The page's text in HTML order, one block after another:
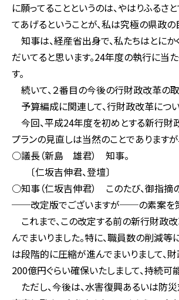
に願ってることというのは、やはりふる
てあげるということが、私は究極の県政
知事は、経産省出身で、私たちはとに
だいてると思います。24年度の執行に当
す。
続いて、２番目の今後の行財政改革の
予算編成に関連して、行財政改革につい
今回、平成24年度を初めとする新行財
プランの見直しは当然のことであります
○議長（新島 雄君） 知事。
〔仁坂吉伸君、登壇〕
○知事（仁坂吉伸君） このたび、御指摘
──改定版でございますが──の素案を策
これまで、この改定する前の新行財政
んでまいりました。特に、職員数の削減
は段階的に圧縮が進んでまいりまして、
200億円ぐらい確保いたしまして、持続
ただし、今後は、水害復興あるいは防